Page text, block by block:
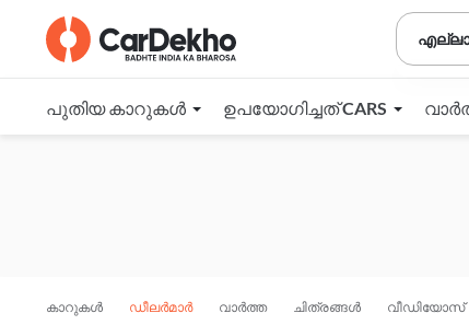
പുതിയ കാറുകൾ ഉപയോഗിച്ചത് CARS
കാറുകൾ ഡീലർമാർ വാർത്ത ചിത്രങ്ങൾ വീഡിയോസ്